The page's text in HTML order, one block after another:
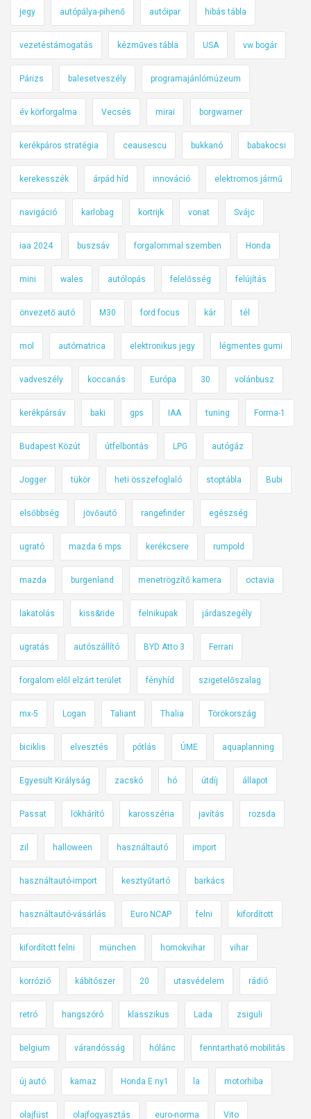
jegy autópálya-pihenő autóipar hibás tábla
vezetéstámogatás kézműves tábla USA vw bogár
Párizs balesetveszély programajánlómúzeum
év körforgalma Vecsés mirai borgwarner
kerékpáros stratégia ceausescu bukkanó babakocsi
kerekesszék árpád híd innováció elektromos jármű
navigáció karlobag kortrijk vonat Svájc
iaa 2024 buszsáv forgalommal szemben Honda
mini wales autólopás felelősség felújítás
önvezető autó M30 ford focus kár tél
mol autómatrica elektronikus jegy légmentes gumi
vadveszély koccanás Európa 30 volánbusz
kerékpársáv baki gps IAA tuning Forma-1
Budapest Közút útfelbontás LPG autógáz
Jogger tükör heti összefoglaló stoptábla Bubi
elsőbbség jövőautó rangefinder egészség
ugrató mazda 6 mps kerékcsere rumpold
mazda burgenland menetrögzítő kamera octavia
lakatolás kiss&ride felnikupak járdaszegély
ugratás autószállító BYD Atto 3 Ferrari
forgalom elől elzárt terület fényhíd szigetelőszalag
mx-5 Logan Taliant Thalia Törökország
biciklis elvesztés pótlás ÚME aquaplanning
Egyesült Királyság zacskó hó útdíj állapot
Passat lökhárító karosszéria javítás rozsda
zil halloween használtautó import
használtautó-import kesztyűtartó barkács
használtautó-vásárlás Euro NCAP felni kifordított
kifordított felni münchen homokvihar vihar
korrózió kábítószer 20 utasvédelem rádió
retró hangszóró klasszikus Lada zsiguli
belgium várandósság hólánc fenntartható mobilitás
új autó kamaz Honda E:ny1 la motorhiba
olajfüst olajfogyasztás euro-norma Vito